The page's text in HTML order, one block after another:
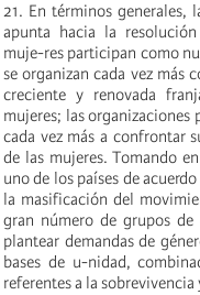
21. En términos generales,
apunta hacia la
muje-res participan como
se organizan cada vez más
creciente y renovada
mujeres; las organizaciones
cada vez más a confrontar
de las mujeres. Tomando
uno de los países de
la masificación del
gran número de grupos
plantear demandas de
bases de u-nidad,
referentes a la sobrevivencia